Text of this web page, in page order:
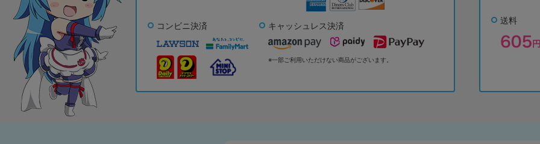
コンビニ決済 キャッシュレス決済
※一部ご利用いただけない商品がございます。
送料